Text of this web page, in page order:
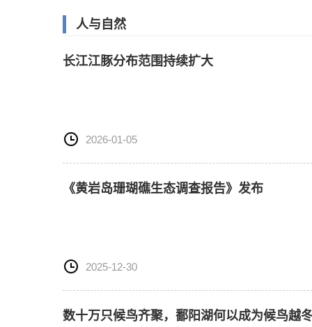
人与自然
长江江豚分布范围持续扩大
2026-01-05
《黄岩岛珊瑚礁生态调查报告》发布
2025-12-30
数十万只候鸟齐聚，鄱阳湖何以成为候鸟越